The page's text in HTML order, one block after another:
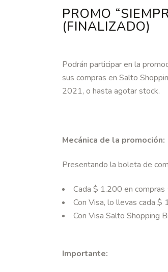
PROMO
(FINALIZADO)
Podrán participar en la
sus compras en Salto
2021, o hasta agotar stock.
Mecánica de la promoción:
Presentando la boleta de
Cada $ 1.200 en
Con Visa, lo llevas cada
Con Visa Salto Shopping
Importante: